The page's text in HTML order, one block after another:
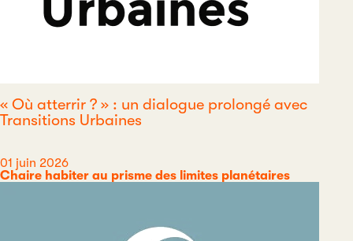
« Où atterrir ? » : un dialogue prolongé avec
Transitions Urbaines
Date
01 juin 2026
Catégorie
Chaire habiter au prisme des limites planétaires